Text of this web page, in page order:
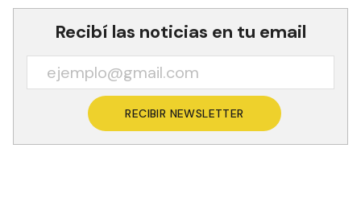
Recibí las noticias en tu email
RECIBIR NEWSLETTER